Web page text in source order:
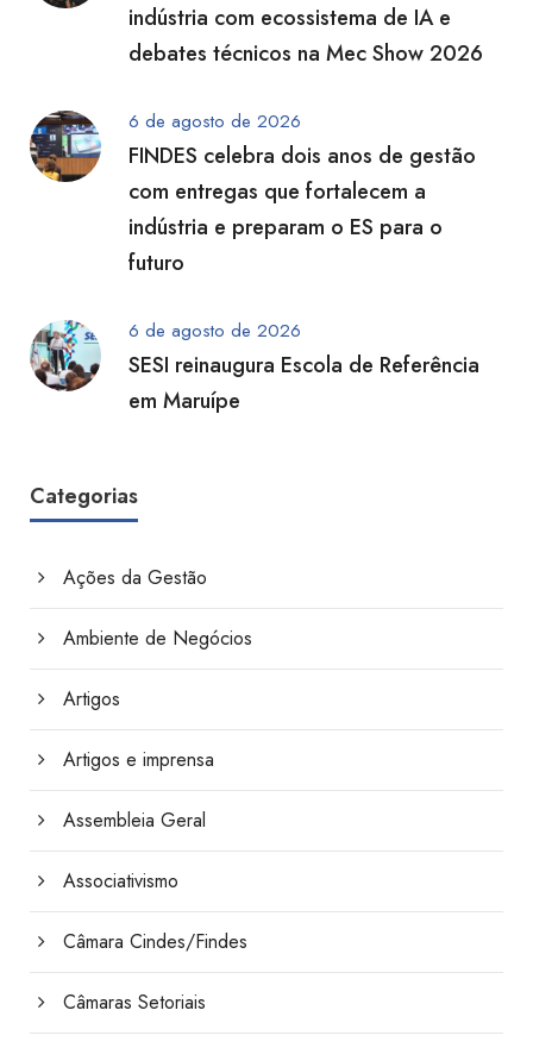
indústria com ecossistema de IA e
debates técnicos na Mec Show 2026
6 de agosto de 2026
FINDES celebra dois anos de gestão
com entregas que fortalecem a
indústria e preparam o ES para o
futuro
6 de agosto de 2026
SESI reinaugura Escola de Referência
em Maruípe
Categorias
Ações da Gestão
Ambiente de Negócios
Artigos
Artigos e imprensa
Assembleia Geral
Associativismo
Câmara Cindes/Findes
Câmaras Setoriais